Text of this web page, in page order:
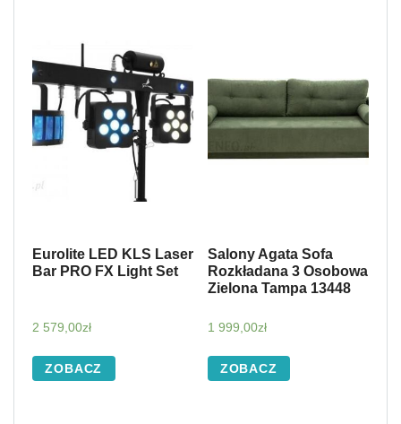
Eurolite LED KLS Laser
Bar PRO FX Light Set
2 579,00zł
ZOBACZ
Salony Agata Sofa
Rozkładana 3 Osobowa
Zielona Tampa 13448
1 999,00zł
ZOBACZ